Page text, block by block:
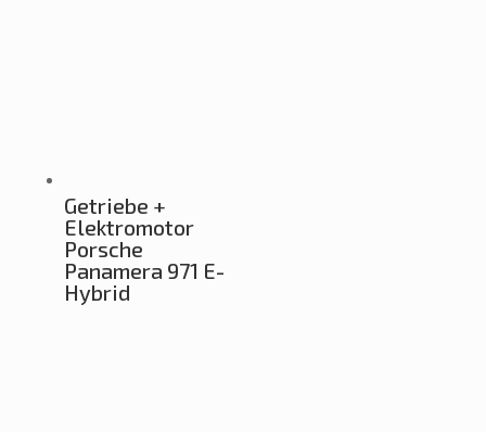
Getriebe +
Elektromotor
Porsche
Panamera 971 E-
Hybrid